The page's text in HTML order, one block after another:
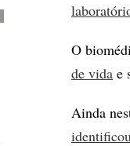
O
de vida e
Ainda